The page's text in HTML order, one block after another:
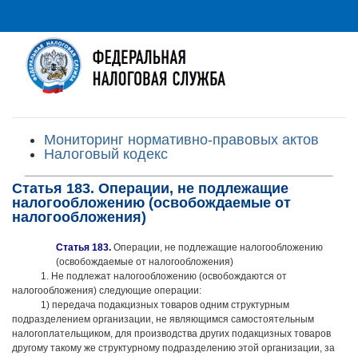
Мониторинг нормативно-правовых актов
Налоговый кодекс
Статья 183. Операции, не подлежащие
налогообложению (освобождаемые от
налогообложения)
Статья 183. Операции, не подлежащие налогообложению
(освобождаемые от налогообложения)
1. Не подлежат налогообложению (освобождаются от
налогообложения) следующие операции:
1) передача подакцизных товаров одним структурным
подразделением организации, не являющимся самостоятельным
налогоплательщиком, для производства других подакцизных товаров
другому такому же структурному подразделению этой организации, за